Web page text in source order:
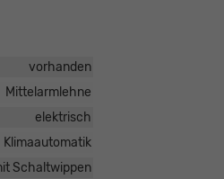
vorhanden
Mittelarmlehne
elektrisch
Klimaautomatik
Schaltwippen